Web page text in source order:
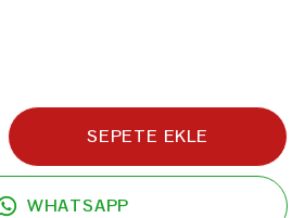
SEPETE EKLE
WHATSAPP